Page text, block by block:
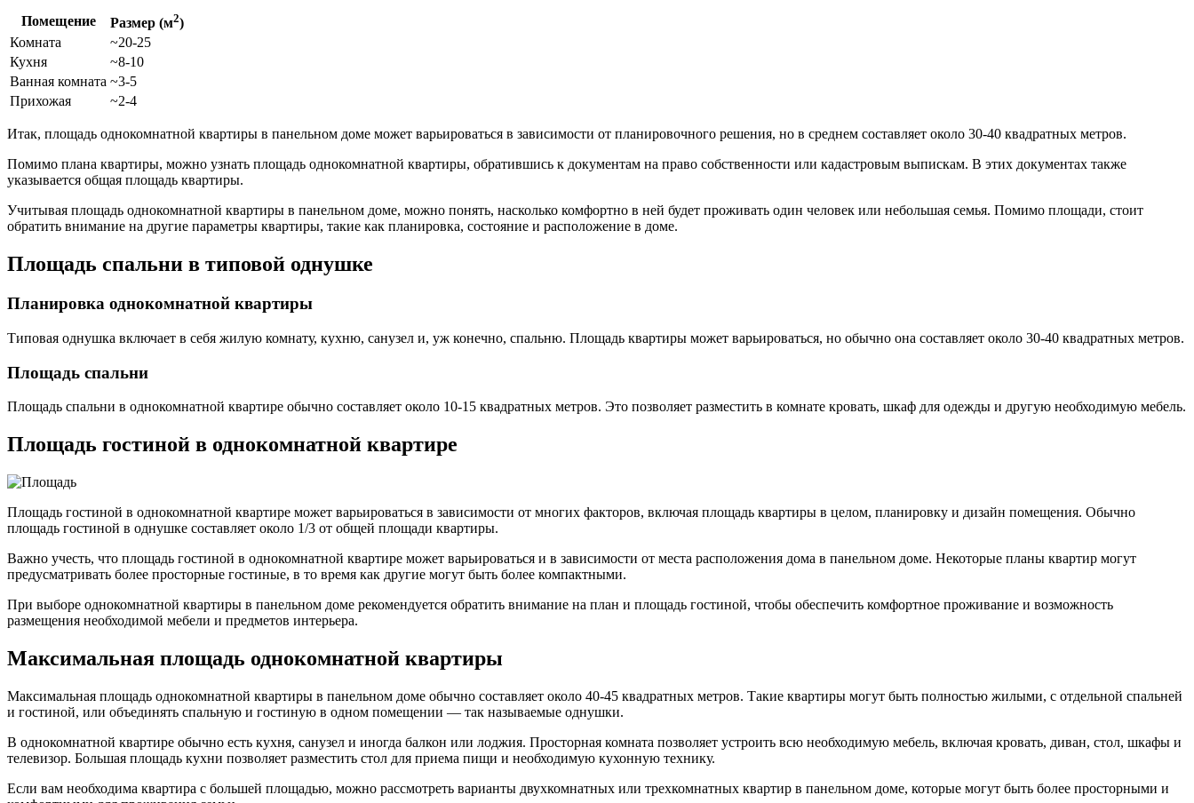
Помещение Размер (м2)
Комната
~20-25
Кухня
~8-10
Ванная комната ~3-5
Прихожая
~2-4
Итак, площадь однокомнатной квартиры в панельном доме может варьироваться в зависимости от планировочного решения, но в среднем составляет около 30-40 квадратных метров.
Помимо плана квартиры, можно узнать площадь однокомнатной квартиры, обратившись к документам на право собственности или кадастровым выпискам. В этих документах также
указывается общая площадь квартиры.
Учитывая площадь однокомнатной квартиры в панельном доме, можно понять, насколько комфортно в ней будет проживать один человек или небольшая семья. Помимо площади, стоит
обратить внимание на другие параметры квартиры, такие как планировка, состояние и расположение в доме.
Площадь спальни в типовой однушке
Планировка однокомнатной квартиры
Типовая однушка включает в себя жилую комнату, кухню, санузел и, уж конечно, спальню. Площадь квартиры может варьироваться, но обычно она составляет около 30-40 квадратных метров.
Площадь спальни
Площадь спальни в однокомнатной квартире обычно составляет около 10-15 квадратных метров. Это позволяет разместить в комнате кровать, шкаф для одежды и другую необходимую мебель.
Площадь гостиной в однокомнатной квартире
Площадь гостиной в однокомнатной квартире может варьироваться в зависимости от многих факторов, включая площадь квартиры в целом, планировку и дизайн помещения. Обычно
площадь гостиной в однушке составляет около 1/3 от общей площади квартиры.
Важно учесть, что площадь гостиной в однокомнатной квартире может варьироваться и в зависимости от места расположения дома в панельном доме. Некоторые планы квартир могут
предусматривать более просторные гостиные, в то время как другие могут быть более компактными.
При выборе однокомнатной квартиры в панельном доме рекомендуется обратить внимание на план и площадь гостиной, чтобы обеспечить комфортное проживание и возможность
размещения необходимой мебели и предметов интерьера.
Максимальная площадь однокомнатной квартиры
Максимальная площадь однокомнатной квартиры в панельном доме обычно составляет около 40-45 квадратных метров. Такие квартиры могут быть полностью жилыми, с отдельной спальней
и гостиной, или объединять спальную и гостиную в одном помещении — так называемые однушки.
В однокомнатной квартире обычно есть кухня, санузел и иногда балкон или лоджия. Просторная комната позволяет устроить всю необходимую мебель, включая кровать, диван, стол, шкафы и
телевизор. Большая площадь кухни позволяет разместить стол для приема пищи и необходимую кухонную технику.
Если вам необходима квартира с большей площадью, можно рассмотреть варианты двухкомнатных или трехкомнатных квартир в панельном доме, которые могут быть более просторными и